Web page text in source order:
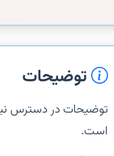
توضیحات
است.